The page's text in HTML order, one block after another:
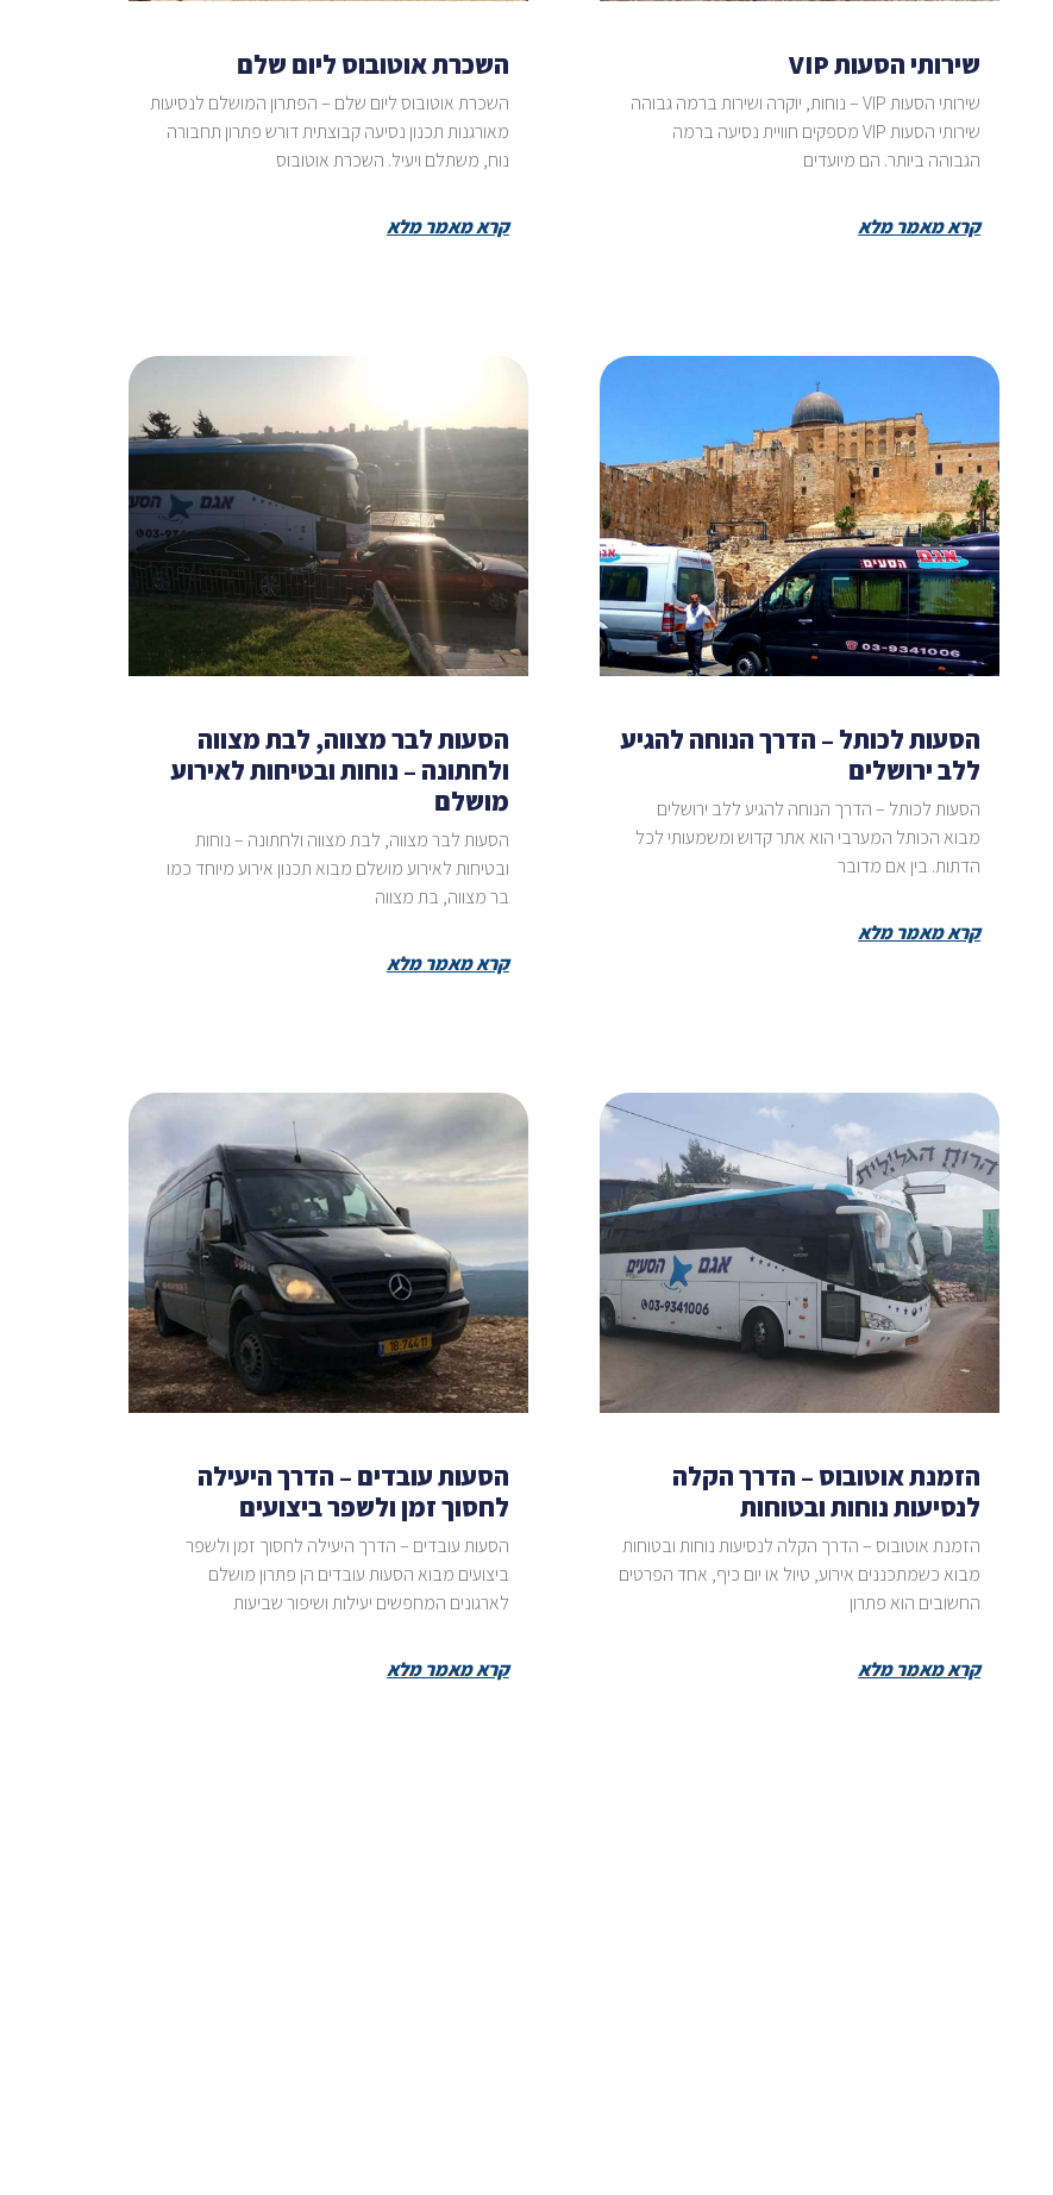
שירותי הסעות VIP
שירותי הסעות VIP – נוחות, יוקרה ושירות ברמה גבוהה
שירותי הסעות VIP מספקים חוויית נסיעה ברמה
הגבוהה ביותר. הם מיועדים
קרא מאמר מלא
השכרת אוטובוס ליום שלם
השכרת אוטובוס ליום שלם – הפתרון המושלם לנסיעות
מאורגנות תכנון נסיעה קבוצתית דורש פתרון תחבורה
נוח, משתלם ויעיל. השכרת אוטובוס
קרא מאמר מלא
הסעות לכותל – הדרך הנוחה להגיע
ללב ירושלים
הסעות לכותל – הדרך הנוחה להגיע ללב ירושלים
מבוא הכותל המערבי הוא אתר קדוש ומשמעותי לכל
הדתות. בין אם מדובר
קרא מאמר מלא
הסעות לבר מצווה, לבת מצווה
ולחתונה – נוחות ובטיחות לאירוע
מושלם
הסעות לבר מצווה, לבת מצווה ולחתונה – נוחות
ובטיחות לאירוע מושלם מבוא תכנון אירוע מיוחד כמו
בר מצווה, בת מצווה
קרא מאמר מלא
הזמנת אוטובוס – הדרך הקלה
לנסיעות נוחות ובטוחות
הזמנת אוטובוס – הדרך הקלה לנסיעות נוחות ובטוחות
מבוא כשמתכננים אירוע, טיול או יום כיף, אחד הפרטים
החשובים הוא פתרון
קרא מאמר מלא
הסעות עובדים – הדרך היעילה
לחסוך זמן ולשפר ביצועים
הסעות עובדים – הדרך היעילה לחסוך זמן ולשפר
ביצועים מבוא הסעות עובדים הן פתרון מושלם
לארגונים המחפשים יעילות ושיפור שביעות
קרא מאמר מלא